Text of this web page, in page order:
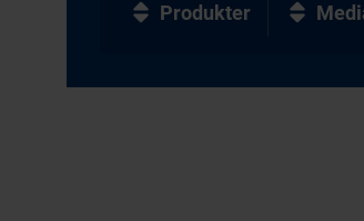
Produkter